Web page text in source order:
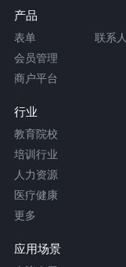
产品
表单 联系人
会员管理
商户平台
行业
教育院校
培训行业
人力资源
医疗健康
更多
应用场景